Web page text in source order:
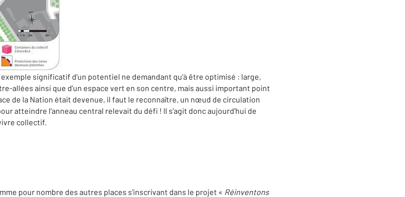
significatif d’un potentiel ne demandant qu’à être optimisé : large,
allées ainsi que d’un espace vert en son centre, mais aussi important point
de la Nation était devenue, il faut le reconnaître, un nœud de circulation
atteindre l’anneau central relevait du défi ! Il s’agit donc aujourd’hui de
collectif.
pour nombre des autres places s’inscrivant dans le projet « Réinventons